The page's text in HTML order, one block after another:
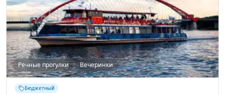
Речные прогулки Вечеринки
Бюджетный